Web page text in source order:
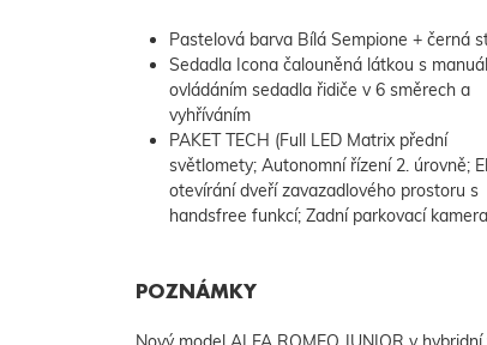
Pastelová barva Bílá Sempione + černá
Sedadla Icona čalouněná látkou s
ovládáním sedadla řidiče v 6 směrech a
vyhříváním
PAKET TECH (Full LED Matrix přední
světlomety; Autonomní řízení 2. úrovně;
otevírání dveří zavazadlového prostoru s
handsfree funkcí; Zadní parkovací
ovládaná, sklopná a vyhřívaná vnější zpětná
zrcátka s osvětlovací funkcí a hlídáním
úhlu; 6 reproduktorů; USB-C konektor pro zadní
POZNÁMKY